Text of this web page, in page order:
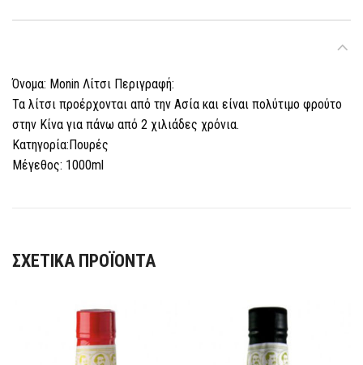
Όνομα: Monin Λίτσι Περιγραφή:
Τα λίτσι προέρχονται από την Ασία και είναι πολύτιμο φρούτο
στην Κίνα για πάνω από 2 χιλιάδες χρόνια.
Κατηγορία:Πουρές
Μέγεθος: 1000ml
ΣΧΕΤΙΚΆ ΠΡΟΪΌΝΤΑ